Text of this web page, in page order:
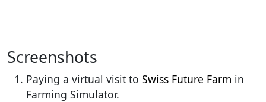
Screenshots
Paying a virtual visit to Swiss Future Farm in
Farming Simulator.